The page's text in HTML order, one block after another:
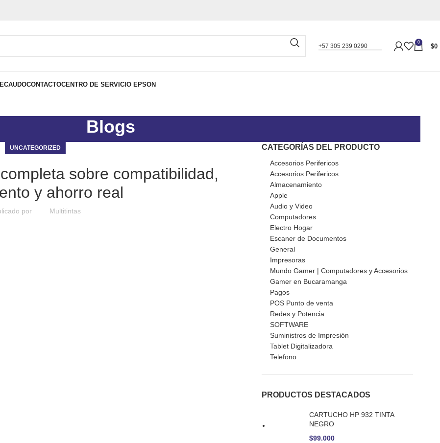
+57 305 239 0290
0
$0
CONTACTOCENTRO DE SERVICIO EPSON
Blogs
UNCATEGORIZED
sobre compatibilidad,
y ahorro real
por Multitintas
CATEGORÍAS DEL PRODUCTO
Accesorios Perifericos
Accesorios Perifericos
Almacenamiento
Apple
Audio y Video
Computadores
Electro Hogar
Escaner de Documentos
General
Impresoras
Mundo Gamer | Computadores y Accesorios
Gamer en Bucaramanga
Pagos
POS Punto de venta
Redes y Potencia
SOFTWARE
Suministros de Impresión
Tablet Digitalizadora
Telefono
PRODUCTOS DESTACADOS
CARTUCHO HP 932 TINTA
NEGRO
$99.000